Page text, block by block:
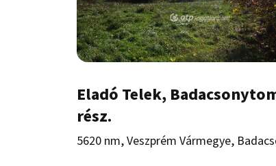
Eladó Telek,
rész.
5620 nm, Veszprém Vármegye,